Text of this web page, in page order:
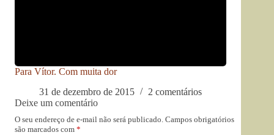
Para Vítor. Com muita dor
31 de dezembro de 2015
2 comentários
Deixe um comentário
O seu endereço de e-mail não será publicado. Campos obrigatórios
são marcados com *